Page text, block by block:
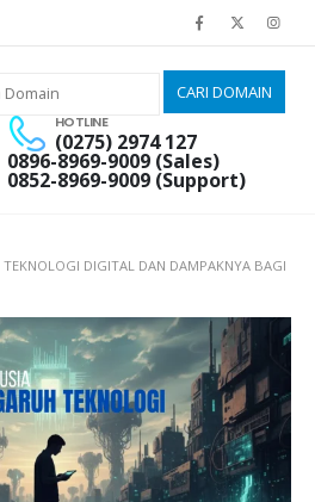
HOTLINE
(0275) 2974 127
0896-8969-9009 (Sales)
0852-8969-9009 (Support)
TEKNOLOGI DIGITAL DAN DAMPAKNYA BAGI